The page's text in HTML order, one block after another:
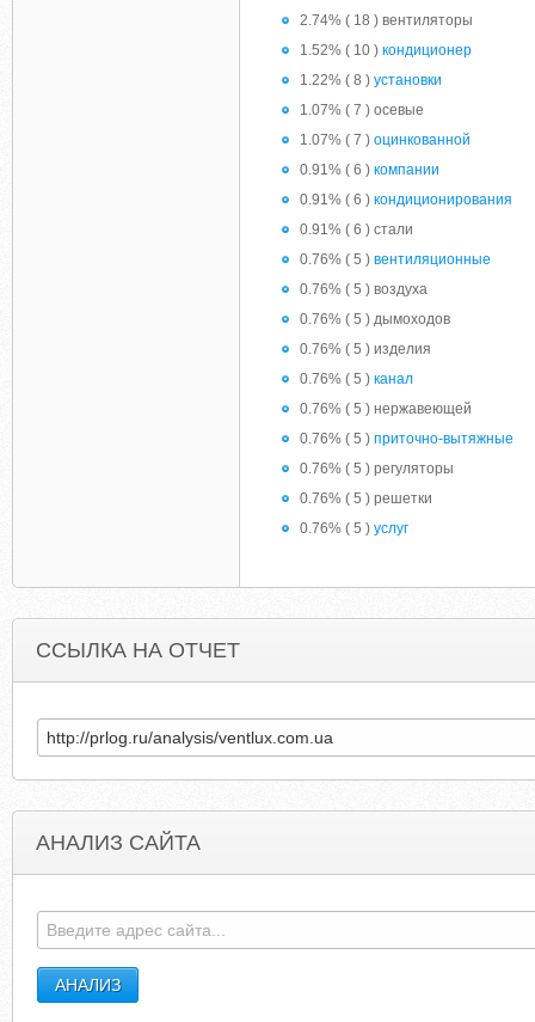
2.74% ( 18 ) вентиляторы
1.52% ( 10 ) кондиционер
1.22% ( 8 ) установки
1.07% ( 7 ) осевые
1.07% ( 7 ) оцинкованной
0.91% ( 6 ) компании
0.91% ( 6 ) кондиционирования
0.91% ( 6 ) стали
0.76% ( 5 ) вентиляционные
0.76% ( 5 ) воздуха
0.76% ( 5 ) дымоходов
0.76% ( 5 ) изделия
0.76% ( 5 ) канал
0.76% ( 5 ) нержавеющей
0.76% ( 5 ) приточно-вытяжные
0.76% ( 5 ) регуляторы
0.76% ( 5 ) решетки
0.76% ( 5 ) услуг
ССЫЛКА НА ОТЧЕТ
АНАЛИЗ САЙТА